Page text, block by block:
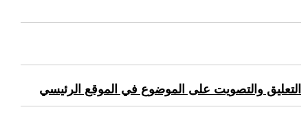
التعليق والتصويت على الموضوع في الموقع الرئيسي